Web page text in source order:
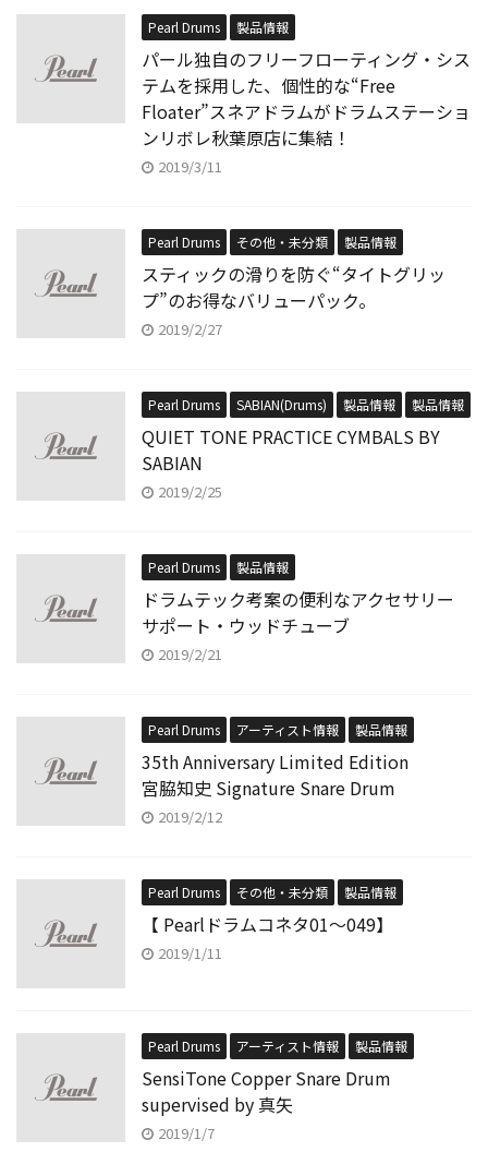
Pearl Drums 製品情報
パール独自のフリーフローティング・シス
テムを採用した、個性的な“Free
Floater”スネアドラムがドラムステーショ
ンリボレ秋葉原店に集結！
2019/3/11
Pearl Drums その他・未分類 製品情報
スティックの滑りを防ぐ“タイトグリッ
プ”のお得なバリューパック。
2019/2/27
Pearl Drums SABIAN(Drums) 製品情報 製品情報
QUIET TONE PRACTICE CYMBALS BY
SABIAN
2019/2/25
Pearl Drums 製品情報
ドラムテック考案の便利なアクセサリー
サポート・ウッドチューブ
2019/2/21
Pearl Drums アーティスト情報 製品情報
35th Anniversary Limited Edition
宮脇知史 Signature Snare Drum
2019/2/12
Pearl Drums その他・未分類 製品情報
【 Pearlドラムコネタ01〜049】
2019/1/11
Pearl Drums アーティスト情報 製品情報
SensiTone Copper Snare Drum
supervised by 真矢
2019/1/7